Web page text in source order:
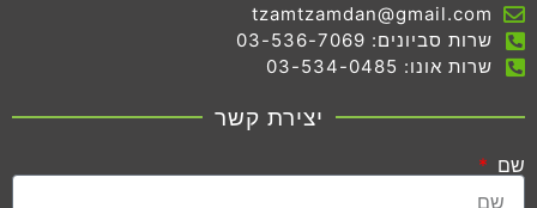
tzamtzamdan@gmail.com
שרות סביונים: 03-536-7069
שרות אונו: 03-534-0485
יצירת קשר
שם